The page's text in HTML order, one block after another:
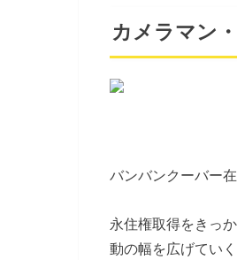
カメラマン
バンバンクーバー
永住権取得をきっ
動の幅を広げていく